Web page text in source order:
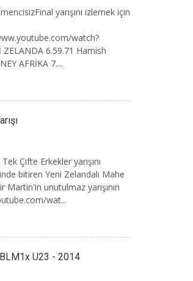
yarışını izlemek için
watch?
6.59.71 Hamish
AFRİKA 7....
Çifte Erkekler yarışını
bitiren Yeni Zelandalı Mahe
Martin'in unutulmaz yarışının
wat...
U23 - 2014